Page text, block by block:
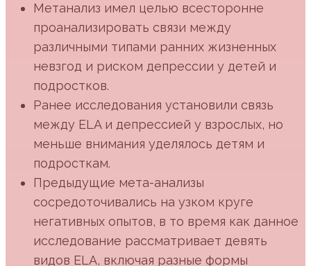
Метанализ имел целью всесторонне
проанализировать связи между
различными типами ранних жизненных
невзгод и риском депрессии у детей и
подростков.
Ранее исследования установили связь
между ELA и депрессией у взрослых, но
меньше внимания уделялось детям и
подросткам.
Предыдущие мета-анализы
сосредоточивались на узком круге
негативных опытов, в то время как данное
исследование рассматривает девять
видов ELA, включая разные формы